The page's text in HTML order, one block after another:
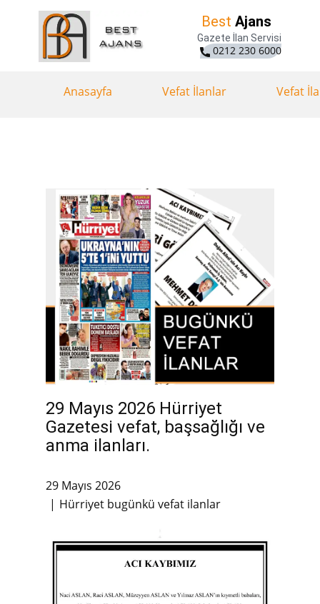
Best Ajans
Gazete İlan Servisi
0212 230 6000
Anasayfa Vefat İlanlar Vefat
29 Mayıs 2026 Hürriyet
Gazetesi vefat, başsağlığı ve
anma ilanları.
29 Mayıs 2026
Hürriyet bugünkü vefat ilanlar